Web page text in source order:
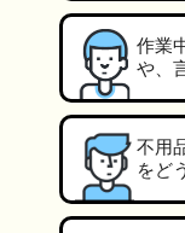
作業
や、
不用
をど